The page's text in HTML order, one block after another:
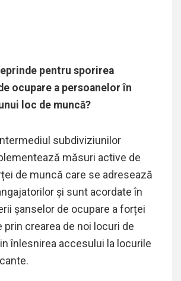
pentru sporirea
ocupare a persoanelor în
loc de muncă?
subdiviziunilor
măsuri active de
de muncă care se adresează
și sunt acordate în
şanselor de ocupare a forței
prin crearea de noi locuri de
înlesnirea accesului la locurile